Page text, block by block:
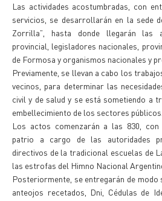
Las actividades acostumbradas, con
servicios, se desarrollarán en la sede
Zorrilla”, hasta donde llegarán las
provincial, legisladores nacionales,
de Formosa y organismos nacionales y
Previamente, se llevan a cabo los
vecinos, para determinar las
civil y de salud y se está sometiendo a
embellecimiento de los sectores públicos.
Los actos comenzarán a las 830,
patrio a cargo de las autoridades
directivos de la tradicional escuelas de
las estrofas del Himno Nacional
Posteriormente, se entregarán de
anteojos recetados, Dni, Cédulas de